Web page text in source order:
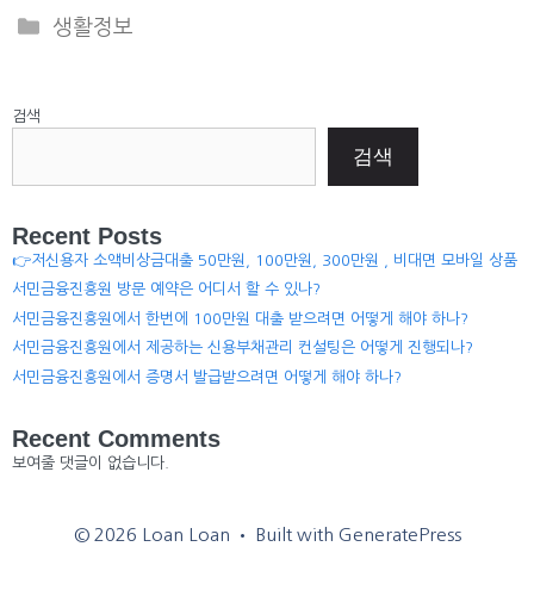
Categories
생활정보
검색
검색
Recent Posts
👉저신용자 소액비상금대출 50만원, 100만원, 300만원 , 비대면 모바일 상품
서민금융진흥원 방문 예약은 어디서 할 수 있나?
서민금융진흥원에서 한번에 100만원 대출 받으려면 어떻게 해야 하나?
서민금융진흥원에서 제공하는 신용부채관리 컨설팅은 어떻게 진행되나?
서민금융진흥원에서 증명서 발급받으려면 어떻게 해야 하나?
Recent Comments
보여줄 댓글이 없습니다.
© 2026 Loan Loan • Built with GeneratePress